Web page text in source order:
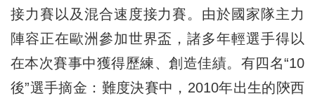
接力賽以及混合速度接力賽。由於國家隊主力
陣容正在歐洲參加世界盃，諸多年輕選手得以
在本次賽事中獲得歷練、創造佳績。有四名“10
後”選手摘金：難度決賽中，2010年出生的陝西